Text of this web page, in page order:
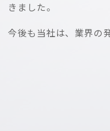
きました。
今後も当社は、業界の